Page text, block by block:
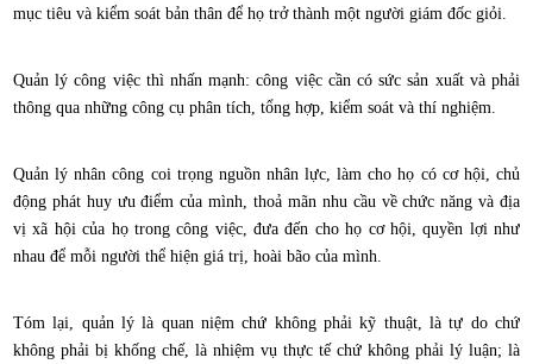
mục tiêu và kiểm soát bản thân để họ trở thành một người giám đốc giỏi.
Quản lý công việc thì nhấn mạnh: công việc cần có sức sản xuất và phải
thông qua những công cụ phân tích, tổng hợp, kiểm soát và thí nghiệm.
Quản lý nhân công coi trọng nguồn nhân lực, làm cho họ có cơ hội, chủ
động phát huy ưu điểm của mình, thoả mãn nhu cầu về chức năng và địa
vị xã hội của họ trong công việc, đưa đến cho họ cơ hội, quyền lợi như
nhau để mỗi người thể hiện giá trị, hoài bão của mình.
Tóm lại, quản lý là quan niệm chứ không phải kỹ thuật, là tự do chứ
không phải bị khống chế, là nhiệm vụ thực tế chứ không phải lý luận; là